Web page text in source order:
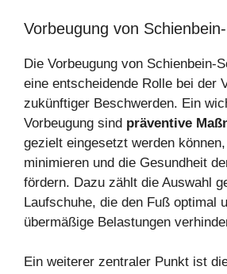
Vorbeugung von
Die Vorbeugung von Schienbein-
eine entscheidende Rolle bei der
zukünftiger Beschwerden. Ein
Vorbeugung sind präventive
gezielt eingesetzt werden
minimieren und die Gesundheit
fördern. Dazu zählt die Auswahl
Laufschuhe, die den Fuß optimal
übermäßige Belastungen
Ein weiterer zentraler Punkt ist